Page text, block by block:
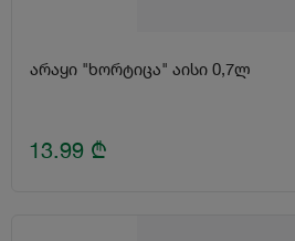
არაყი "ხორტიცა" აისი 0,7ლ
13.99 ₾